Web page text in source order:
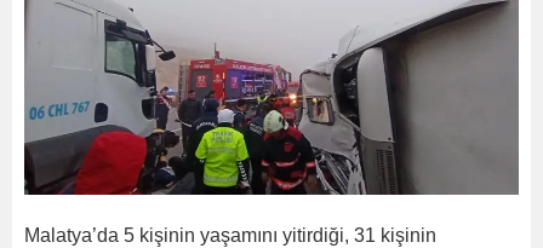
Malatya’da 5 kişinin yaşamını yitirdiği, 31 kişinin